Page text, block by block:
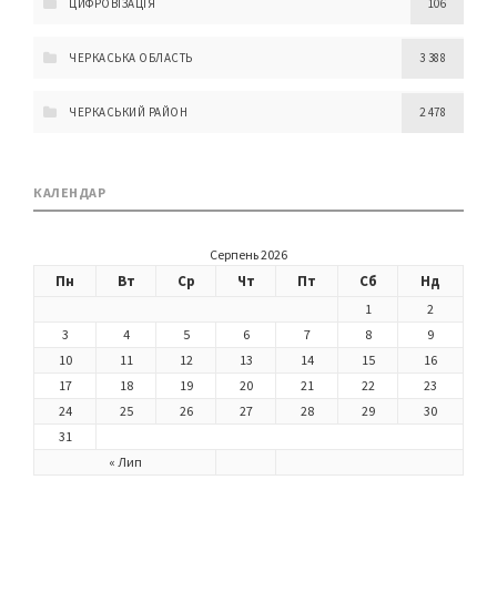
ЦИФРОВІЗАЦІЯ 106
ЧЕРКАСЬКА ОБЛАСТЬ 3 388
ЧЕРКАСЬКИЙ РАЙОН 2 478
КАЛЕНДАР
Серпень 2026
Пн Вт Ср Чт Пт Сб Нд
« Лип
1
2
3
4 5 6 7 8
9
10
11 12 13 14 15
16
17
18 19 20 21 22
23
24
25 26 27 28 29
30
31